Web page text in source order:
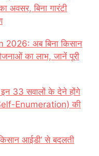
अवसर, बिना गारंटी
अब बिना किसान
का लाभ, जानें पूरी
33 सवालों के देने होंगे
Enumeration) की
आईडी’ से बदलती